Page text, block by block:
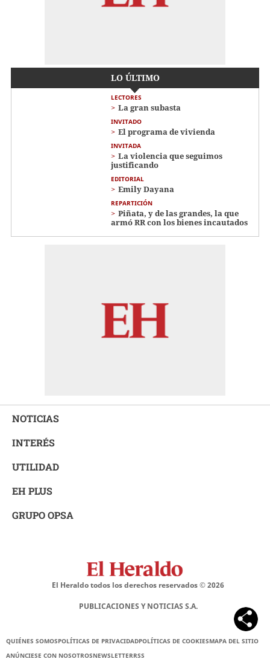
LO ÚLTIMO
LECTORES
La gran subasta
INVITADO
El programa de vivienda
INVITADA
La violencia que seguimos
justificando
EDITORIAL
Emily Dayana
REPARTICIÓN
Piñata, y de las grandes, la que
armó RR con los bienes incautados
NOTICIAS
INTERÉS
UTILIDAD
EH PLUS
GRUPO OPSA
El Heraldo todos los derechos reservados ©2026
PUBLICACIONES Y NOTICIAS S.A.
QUIÉNES SOMOSPOLÍTICAS DE PRIVACIDADPOLÍTICAS DE COOKIESMAPA DEL SITIO
ANÚNCIESE CON NOSOTROSNEWSLETTERRSS